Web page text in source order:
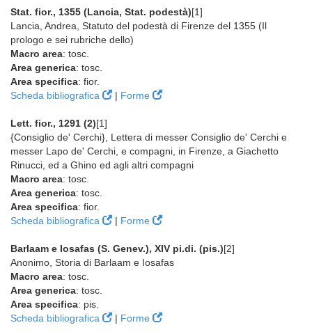
Stat. fior., 1355 (Lancia, Stat. podestà)[1]
Lancia, Andrea, Statuto del podestà di Firenze del 1355 (Il
prologo e sei rubriche dello)
Macro area: tosc.
Area generica: tosc.
Area specifica: fior.
Scheda bibliografica
| Forme
Lett. fior., 1291 (2)[1]
{Consiglio de' Cerchi}, Lettera di messer Consiglio de' Cerchi e
messer Lapo de' Cerchi, e compagni, in Firenze, a Giachetto
Rinucci, ed a Ghino ed agli altri compagni
Macro area: tosc.
Area generica: tosc.
Area specifica: fior.
Scheda bibliografica
| Forme
Barlaam e Iosafas (S. Genev.), XIV pi.di. (pis.)[2]
Anonimo, Storia di Barlaam e Iosafas
Macro area: tosc.
Area generica: tosc.
Area specifica: pis.
Scheda bibliografica
| Forme